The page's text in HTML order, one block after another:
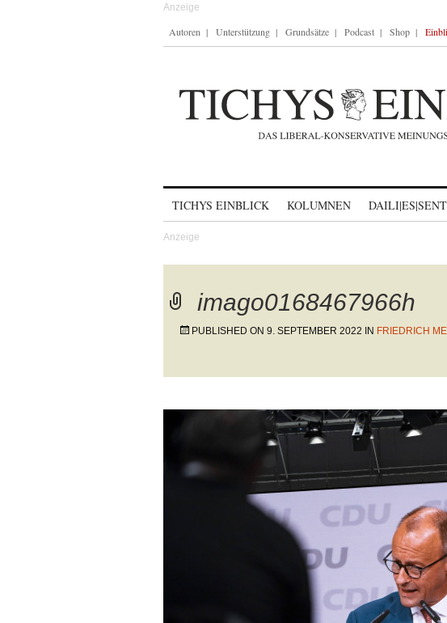
Autoren Unterstützung Grundsätze Podcast Shop
TICHYS EINBLICK KOLUMNEN
imago0168467966h
PUBLISHED ON 9. SEPTEMBER 2022 IN FRIEDRICH